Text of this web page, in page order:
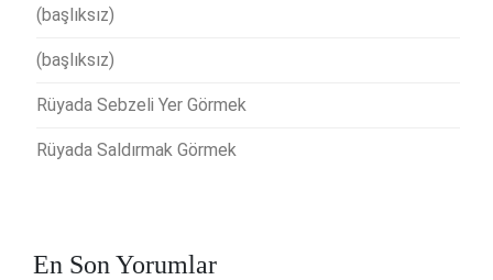
(başlıksız)
(başlıksız)
Rüyada Sebzeli Yer Görmek
Rüyada Saldırmak Görmek
En Son Yorumlar